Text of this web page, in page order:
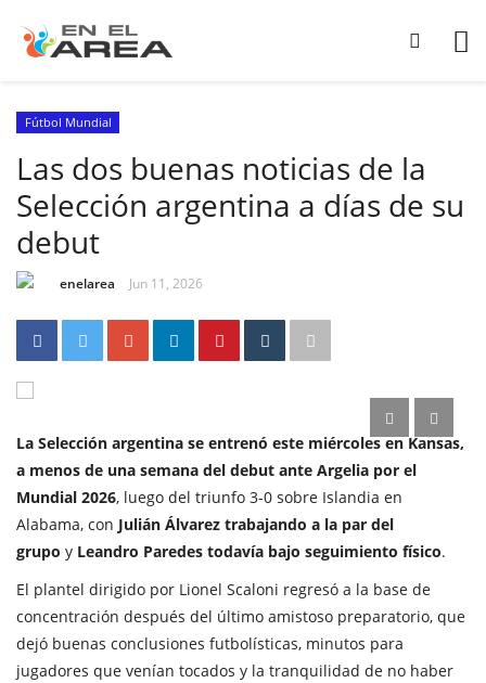
Fútbol Mundial
Las dos buenas noticias de la
Selección argentina a días de su
debut
enelarea Jun 11, 2026
La Selección argentina se entrenó este miércoles en Kansas,
a menos de una semana del debut ante Argelia por el
Mundial 2026, luego del triunfo 3-0 sobre Islandia en
Alabama, con Julián Álvarez trabajando a la par del
grupo y Leandro Paredes todavía bajo seguimiento físico.
El plantel dirigido por Lionel Scaloni regresó a la base de
concentración después del último amistoso preparatorio, que
dejó buenas conclusiones futbolísticas, minutos para
jugadores que venían tocados y la tranquilidad de no haber